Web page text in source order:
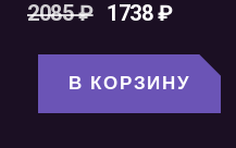
2085₽ 1738₽
В КОРЗИНУ